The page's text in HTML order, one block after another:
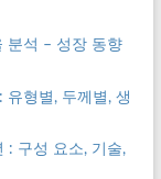
분석 – 성장 동향
유형별, 두께별, 생
: 구성 요소, 기술,